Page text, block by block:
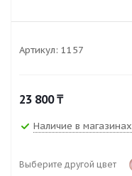
Артикул: 1157
23 800₸
Наличие в магазинах
Выберите другой цвет